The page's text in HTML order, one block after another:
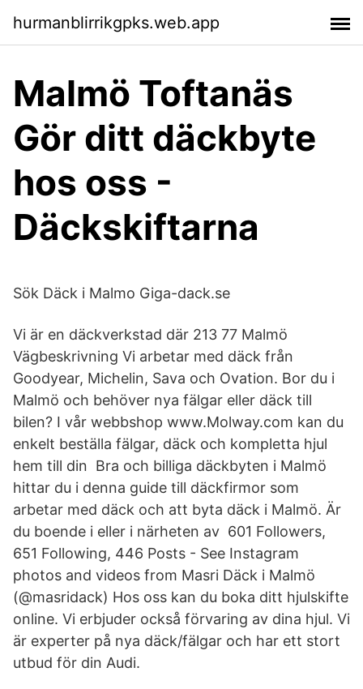
hurmanblirrikgpks.web.app
Malmö Toftanäs
Gör ditt däckbyte
hos oss -
Däckskiftarna
Sök Däck i Malmo Giga-dack.se
Vi är en däckverkstad där 213 77 Malmö
Vägbeskrivning Vi arbetar med däck från
Goodyear, Michelin, Sava och Ovation. Bor du i
Malmö och behöver nya fälgar eller däck till
bilen? I vår webbshop www.Molway.com kan du
enkelt beställa fälgar, däck och kompletta hjul
hem till din Bra och billiga däckbyten i Malmö
hittar du i denna guide till däckfirmor som
arbetar med däck och att byta däck i Malmö. Är
du boende i eller i närheten av 601 Followers,
651 Following, 446 Posts - See Instagram
photos and videos from Masri Däck i Malmö
(@masridack) Hos oss kan du boka ditt hjulskifte
online. Vi erbjuder också förvaring av dina hjul. Vi
är experter på nya däck/fälgar och har ett stort
utbud för din Audi.